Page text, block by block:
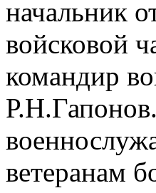
начальник
войсковой
командир
ветеранам